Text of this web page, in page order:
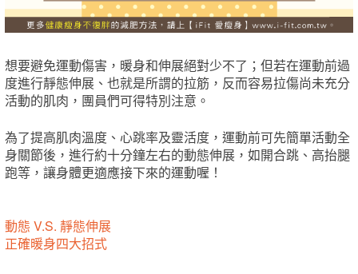
想要避免運動傷害，暖身和伸展絕對少不了；但若在運動前過
度進行靜態伸展、也就是所謂的拉筋，反而容易拉傷尚未充分
活動的肌肉，團員們可得特別注意。
為了提高肌肉溫度、心跳率及靈活度，運動前可先簡單活動全
身關節後，進行約十分鐘左右的動態伸展，如開合跳、高抬腿
跑等，讓身體更適應接下來的運動喔！
動態 V.S. 靜態伸展
正確暖身四大招式